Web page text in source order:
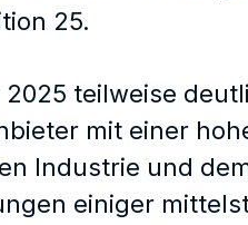
25.
teilweise
mit einer
Industrie und
einiger